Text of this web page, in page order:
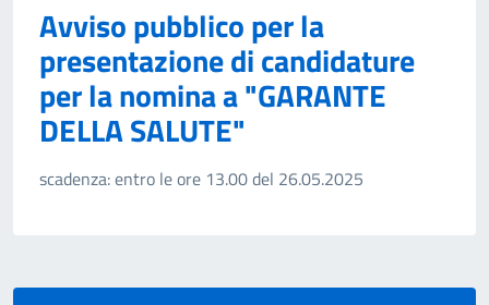
Avviso pubblico per la
presentazione di candidature
per la nomina a "GARANTE
DELLA SALUTE"
scadenza: entro le ore 13.00 del 26.05.2025